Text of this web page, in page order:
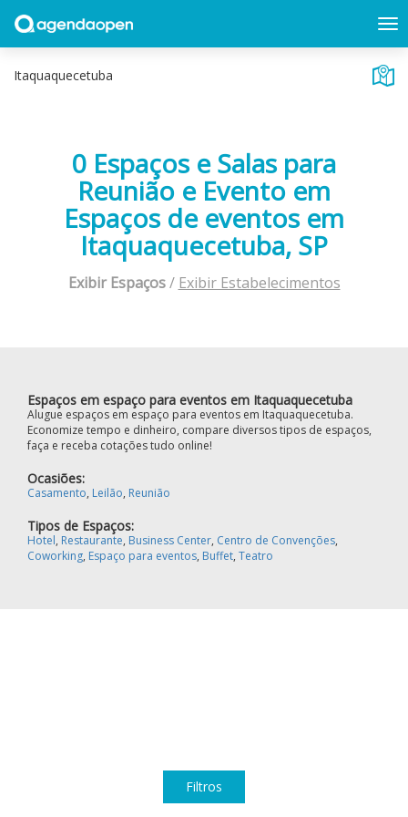
Filtros
0 Espaços e Salas para
Reunião e Evento em
Espaços de eventos em
Itaquaquecetuba, SP
Exibir Espaços/ Exibir Estabelecimentos
Espaços em espaço para eventos em Itaquaquecetuba
Alugue espaços em espaço para eventos em Itaquaquecetuba.
Economize tempo e dinheiro, compare diversos tipos de espaços,
faça e receba cotações tudo online!
Ocasiões:
Casamento, Leilão, Reunião
Tipos de Espaços:
Hotel, Restaurante, Business Center, Centro de Convenções,
Coworking, Espaço para eventos, Buffet, Teatro